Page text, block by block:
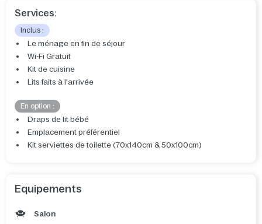
Services:
Inclus :
Le ménage en fin de séjour
Wi-Fi Gratuit
Kit de cuisine
Lits faits à l'arrivée
En option :
Draps de lit bébé
Emplacement préférentiel
Kit serviettes de toilette (70x140cm & 50x100cm)
Equipements
Salon